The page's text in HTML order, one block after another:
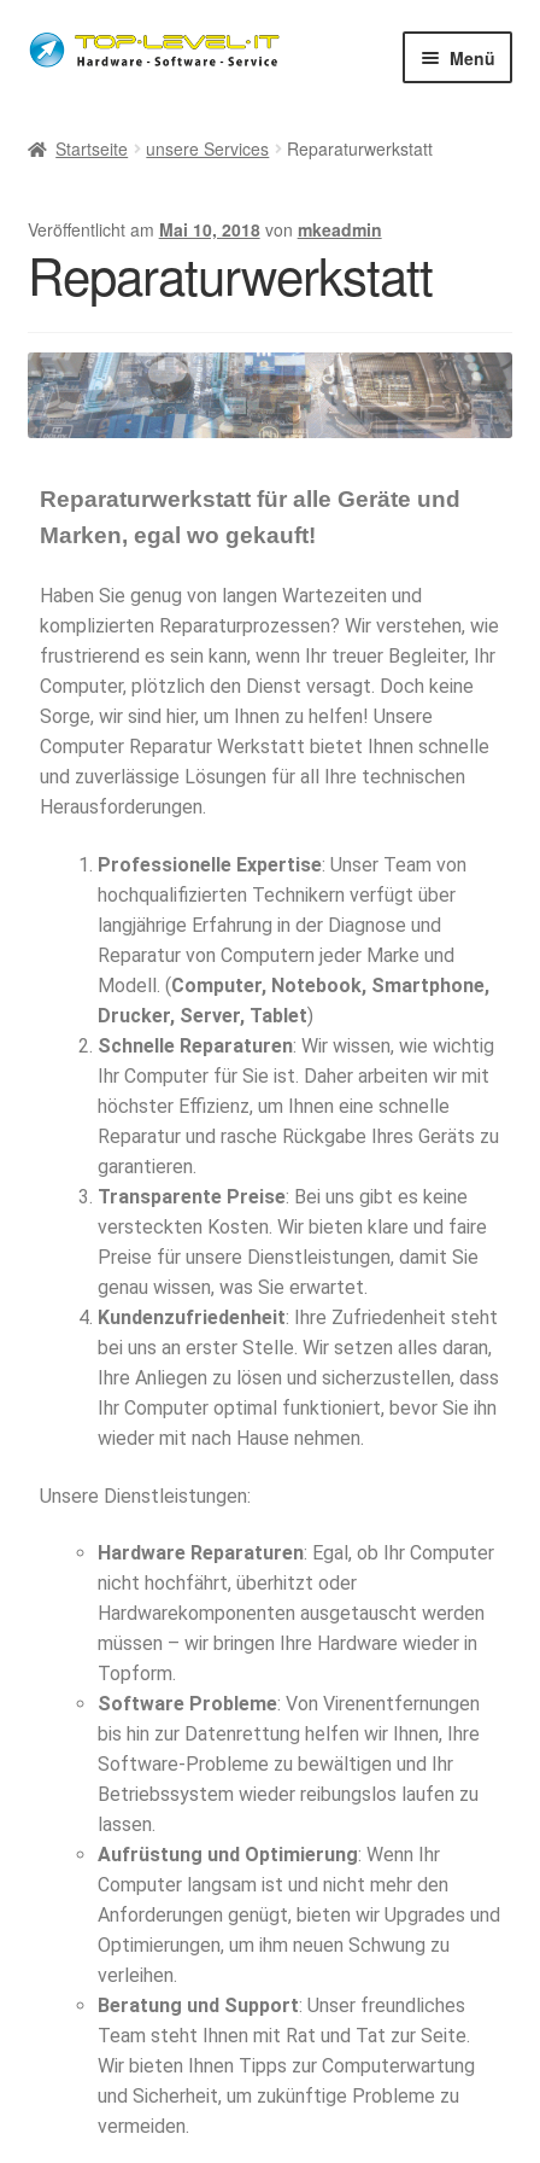
Menü
News
Fernwartung
Öffnungszeiten
Impressum
Startseite unsere Services Reparaturwerkstatt
Veröffentlicht am Mai 10, 2018 von mkeadmin
Reparaturwerkstatt
Reparaturwerkstatt für alle Geräte und
Marken, egal wo gekauft!
Haben Sie genug von langen Wartezeiten und
komplizierten Reparaturprozessen? Wir verstehen, wie
frustrierend es sein kann, wenn Ihr treuer Begleiter, Ihr
Computer, plötzlich den Dienst versagt. Doch keine
Sorge, wir sind hier, um Ihnen zu helfen! Unsere
Computer Reparatur Werkstatt bietet Ihnen schnelle
und zuverlässige Lösungen für all Ihre technischen
Herausforderungen.
Professionelle Expertise: Unser Team von
hochqualifizierten Technikern verfügt über
langjährige Erfahrung in der Diagnose und
Reparatur von Computern jeder Marke und
Modell. (Computer, Notebook, Smartphone,
Drucker, Server, Tablet)
Schnelle Reparaturen: Wir wissen, wie wichtig
Ihr Computer für Sie ist. Daher arbeiten wir mit
höchster Effizienz, um Ihnen eine schnelle
Reparatur und rasche Rückgabe Ihres Geräts zu
garantieren.
Transparente Preise: Bei uns gibt es keine
versteckten Kosten. Wir bieten klare und faire
Preise für unsere Dienstleistungen, damit Sie
genau wissen, was Sie erwartet.
Kundenzufriedenheit: Ihre Zufriedenheit steht
bei uns an erster Stelle. Wir setzen alles daran,
Ihre Anliegen zu lösen und sicherzustellen, dass
Ihr Computer optimal funktioniert, bevor Sie ihn
wieder mit nach Hause nehmen.
Unsere Dienstleistungen:
Hardware Reparaturen: Egal, ob Ihr Computer
nicht hochfährt, überhitzt oder
Hardwarekomponenten ausgetauscht werden
müssen – wir bringen Ihre Hardware wieder in
Topform.
Software Probleme: Von Virenentfernungen
bis hin zur Datenrettung helfen wir Ihnen, Ihre
Software-Probleme zu bewältigen und Ihr
Betriebssystem wieder reibungslos laufen zu
lassen.
Aufrüstung und Optimierung: Wenn Ihr
Computer langsam ist und nicht mehr den
Anforderungen genügt, bieten wir Upgrades und
Optimierungen, um ihm neuen Schwung zu
verleihen.
Beratung und Support: Unser freundliches
Team steht Ihnen mit Rat und Tat zur Seite.
Wir bieten Ihnen Tipps zur Computerwartung
und Sicherheit, um zukünftige Probleme zu
vermeiden.